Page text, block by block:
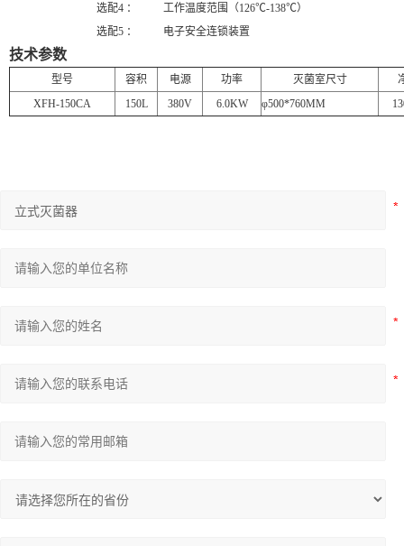
选配4 ：
工作温度范围（126℃-138℃）
选配5 ：
电子安全连锁装置
技术参数
型号 容积 电源 功率 灭菌室尺寸
XFH-150CA
150L 380V 6.0KW φ500*760MM